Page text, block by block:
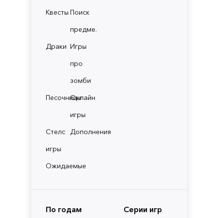
Квесты Поиск
предме.
Драки Игры
про
зомби
ПесочницыОнлайн
игры
Стелс
игры
Дополнения
Ожидаемые
По годам Серии игр